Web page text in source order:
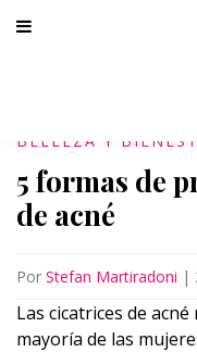
BELLEZA Y
5 formas de
de acné
Por Stefan Martiradoni |
Las cicatrices de
mayoría de las